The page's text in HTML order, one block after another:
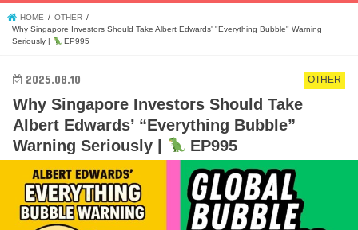
HOME
OTHER
Why Singapore Investors Should Take Albert Edwards' "Everything Bubble" Warning
Seriously |
EP995
OTHER
2025.08.10
Why Singapore Investors Should Take
Albert Edwards’ “Everything Bubble”
Warning Seriously |
EP995